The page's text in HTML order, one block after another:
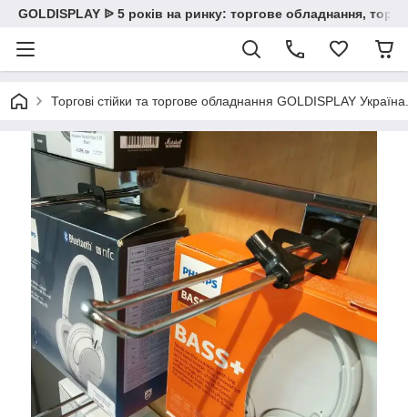
GOLDISPLAY ᐉ 5 років на ринку: торгове обладнання,
Торгові стійки та торгове обладнання GOLDISPLAY